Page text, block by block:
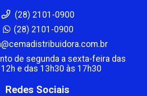
(28) 2101-0900
(28) 2101-0900
de segunda a sexta-feira das
e das 13h30 às 17h30
Redes Sociais